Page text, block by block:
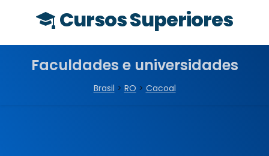
Cursos Superiores
Faculdades e universidades
Brasil > RO > Cacoal